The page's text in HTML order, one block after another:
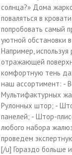
солнца?» Дома
поваляться в
попробовать самый
уютной обстановки
Например,
отражающей
комфортную тень
наш ассортимент: -
Мультифактурных
Рулонных штор; -
панелей; - Штор-
любого набора
проведем
[/u] Гораздо больше